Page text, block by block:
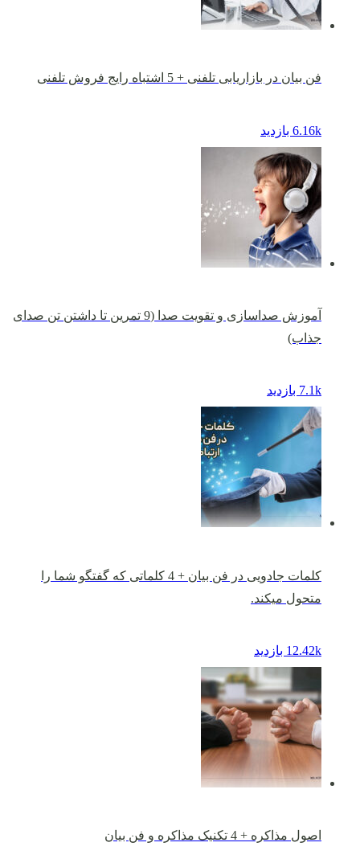
فن بیان در بازاریابی تلفنی + 5 اشتباه رایج فروش تلفنی
6.16k بازدید
آموزش صداسازی و تقویت صدا (9 تمرین تا داشتن تن صدای
جذاب)
7.1k بازدید
کلمات جادویی در فن بیان + 4 کلماتی که گفتگو شما را
متحول میکند.
12.42k بازدید
اصول مذاکره + 4 تکنیک مذاکره و فن بیان